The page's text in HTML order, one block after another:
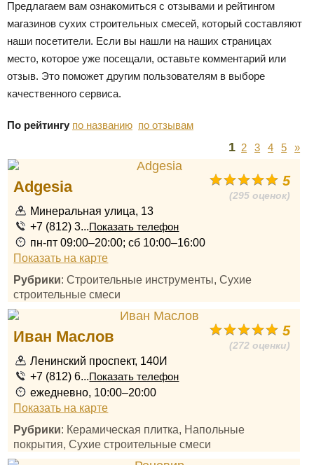
Предлагаем вам ознакомиться с отзывами и рейтингом
магазинов сухих строительных смесей, который составляют
наши посетители. Если вы нашли на наших страницах
место, которое уже посещали, оставьте комментарий или
отзыв. Это поможет другим пользователям в выборе
качественного сервиса.
По рейтингу по названию по отзывам
1 2 3 4 5 »
5
(295 оценок)
Adgesia
Минеральная улица, 13
+7 (812) 3...Показать телефон
пн-пт 09:00–20:00; сб 10:00–16:00
Показать на карте
Рубрики: Строительные инструменты, Сухие
строительные смеси
5
(272 оценки)
Иван Маслов
Ленинский проспект, 140И
+7 (812) 6...Показать телефон
ежедневно, 10:00–20:00
Показать на карте
Рубрики: Керамическая плитка, Напольные
покрытия, Сухие строительные смеси